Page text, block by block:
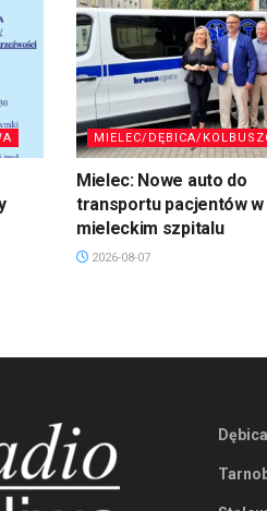
MIELEC/DĘBICA/
Mielec: Nowe auto do
transportu pacjentów w
mieleckim szpitalu
2026-08-07
Dębica